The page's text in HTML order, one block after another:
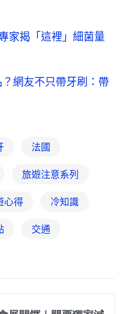
家揭「這裡」細菌量
網友不只帶牙刷：帶
法國
旅遊注意系列
心得 冷知識
交通